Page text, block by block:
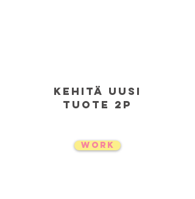
KEHITÄ uusi
tuote 2p
work